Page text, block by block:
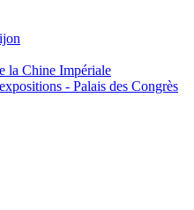
la Chine Impériale
- Palais des Congrès